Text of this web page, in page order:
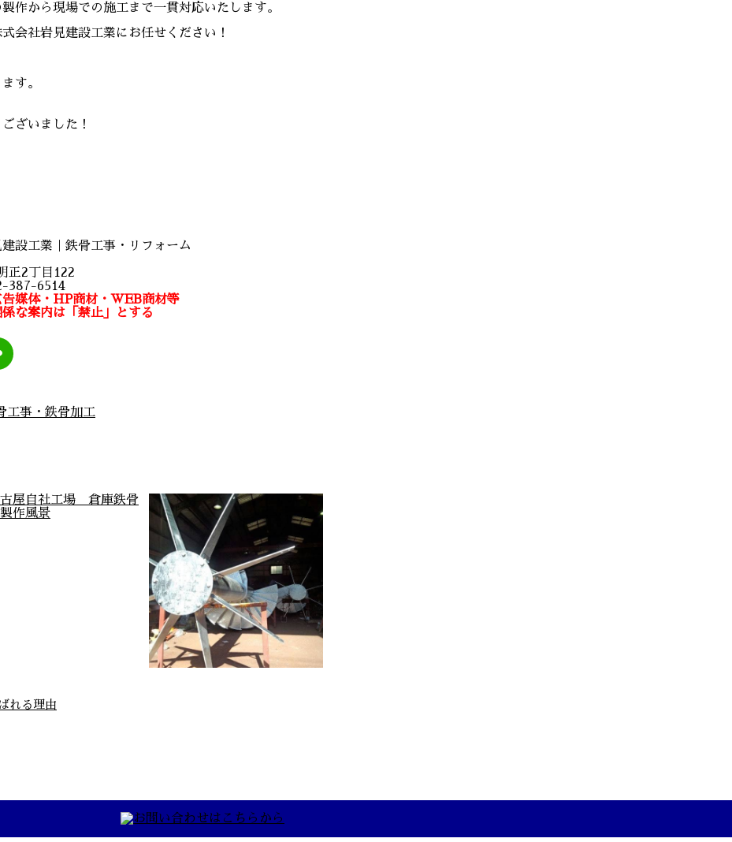
作から現場での施工まで一貫対応いたします。
会社岩見建設工業にお任せください！
す。
ざいました！
設工業｜鉄骨工事・リフォーム
正2丁目122
387-6514
媒体・HP商材・WEB商材等
な案内は「禁止」とする
工事・鉄骨加工
岩見建設工業です。 弊
社は愛知県名古屋市港
区に拠点を構え、県内
難しかった メッキ仕様
なのでやり直しがきか
ないプレッシャーでフ
れる理由